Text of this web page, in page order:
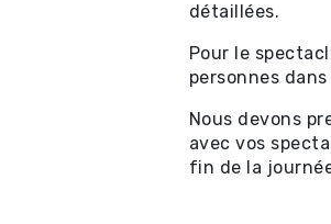
détaillées.
Pour le
personnes dans
Nous devons
avec vos
fin de la
Achat en
Achat en
cadeau ⧉